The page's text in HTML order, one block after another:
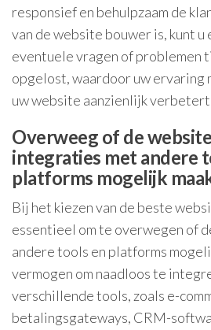
responsief en behulpzaam de
van de website bouwer is, kunt
eventuele vragen of problemen
opgelost, waardoor uw ervaring
uw website aanzienlijk
Overweeg of de
integraties met andere
platforms mogelijk
Bij het kiezen van de beste
essentieel om te overwegen of
andere tools en platforms
vermogen om naadloos te
verschillende tools, zoals e-
betalingsgateways, CRM-